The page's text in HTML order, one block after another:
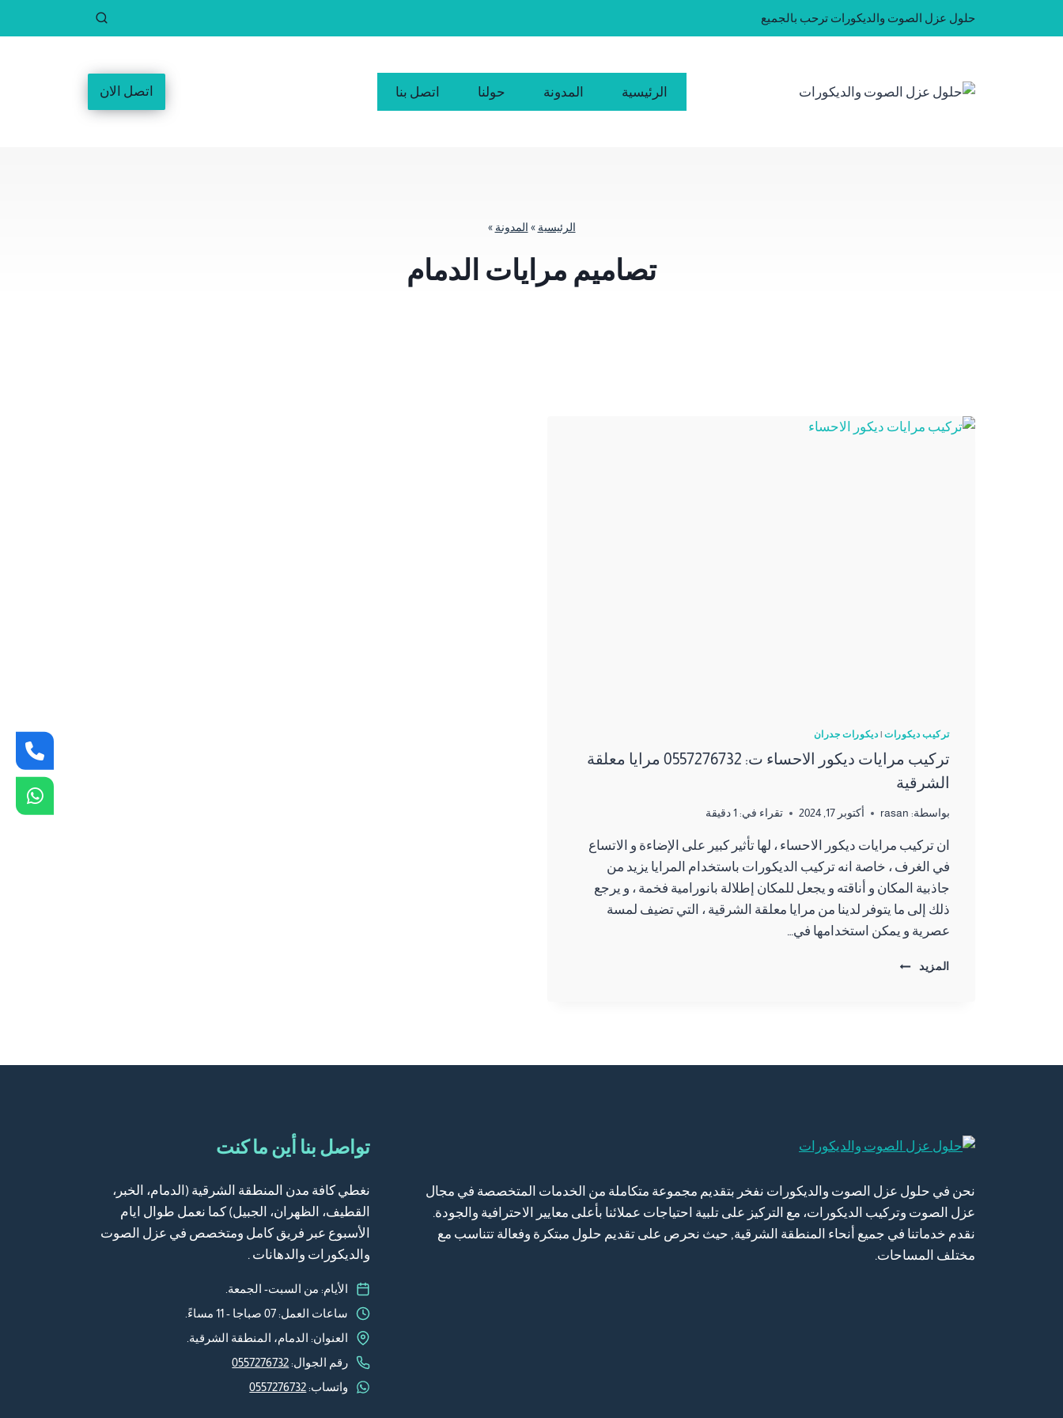
حلول عزل الصوت والديكورات ترحب بالجميع
الرئيسية المدونة حولنا اتصل بنا اتصل الان
الرئيسية » المدونة »
تصاميم مرايات الدمام
تركيب ديكورات| ديكورات جدران
تركيب مرايات ديكور الاحساء ت: 0557276732 مرايا معلقة
الشرقية
بواسطة: rasan أكتوبر 17, 2024 تقراء في: دقيقة
ان تركيب مرايات ديكور الاحساء ، لها تأثير كبير على الإضاءة و الاتساع
في الغرف ، خاصة انه تركيب الديكورات باستخدام المرايا يزيد من
جاذبية المكان و أناقته و يجعل للمكان إطلالة بانورامية فخمة ، و يرجع
ذلك إلى ما يتوفر لدينا من مرايا معلقة الشرقية ، التي تضيف لمسة
عصرية و يمكن استخدامها في…
المزيد
تركيب
مرايا
نحن في حلول عزل الصوت والديكورات نفخر بتقديم مجموعة متكاملة من الخدمات المتخصصة في مجال
عزل الصوت وتركيب الديكورات، مع التركيز على تلبية احتياجات عملائنا بأعلى معايير الاحترافية والجودة.
نقدم خدماتنا في جميع أنحاء المنطقة الشرقية, حيث نحرص على تقديم حلول مبتكرة وفعالة تتناسب مع
مختلف المساحات.
تواصل بنا أين ما كنت
نغطي كافة مدن المنطقة الشرقية (الدمام، الخبر،
القطيف، الظهران، الجبيل) كما نعمل طوال ايام
الأسبوع عبر فريق كامل ومتخصص في عزل الصوت
والديكورات والدهانات .
الأيام: من السبت- الجمعة.
ساعات العمل: 07 صباجا - 11 مساءً.
العنوان: الدمام، المنطقة الشرقية.
رقم الجوال: 0557276732
واتساب: 0557276732